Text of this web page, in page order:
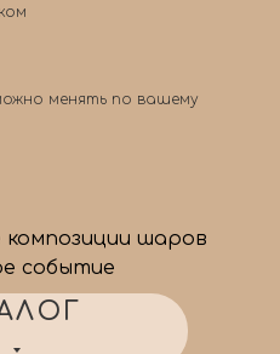
менять по вашему
шаров
событие